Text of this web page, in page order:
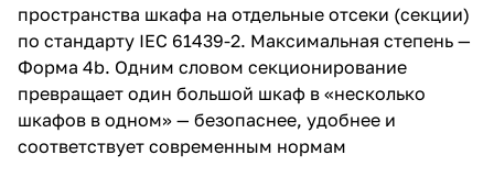
пространства шкафа на отдельные отсеки (секции)
по стандарту IEC 61439-2. Максимальная степень —
Форма 4b. Одним словом секционирование
превращает один большой шкаф в «несколько
шкафов в одном» — безопаснее, удобнее и
соответствует современным нормам